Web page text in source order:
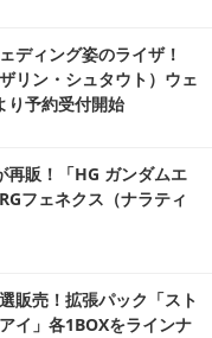
ディング姿のライザ！
リン・シュタウト）ウェ
り予約受付開始
再販！「HG ガンダムエ
フェネクス（ナラティ
販売！拡張パック「スト
イ」各1BOXをラインナ